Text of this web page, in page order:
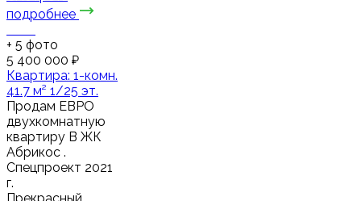
подробнее
+ 5 фото
5 400 000 ₽
Квартира: 1-комн.
41.7 м² 1/25 эт.
Пpодaм ЕВРО
двухкомнaтную
квapтиру В ЖК
Абрикос .
Спецпроект 2021
г.